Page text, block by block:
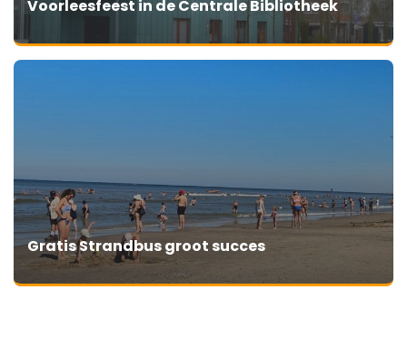
Voorleesfeest in de Centrale Bibliotheek
Gratis Strandbus groot succes